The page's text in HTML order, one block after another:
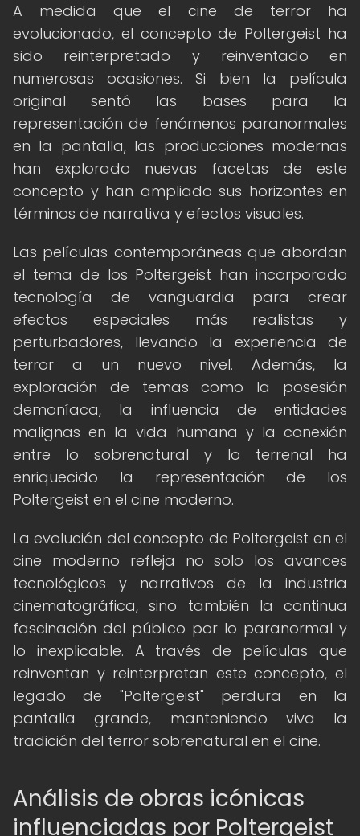
A medida que el cine de terror ha
evolucionado, el concepto de Poltergeist ha
sido reinterpretado y reinventado en
numerosas ocasiones. Si bien la película
original sentó las bases para la
representación de fenómenos paranormales
en la pantalla, las producciones modernas
han explorado nuevas facetas de este
concepto y han ampliado sus horizontes en
términos de narrativa y efectos visuales.
Las películas contemporáneas que abordan
el tema de los Poltergeist han incorporado
tecnología de vanguardia para crear
efectos especiales más realistas y
perturbadores, llevando la experiencia de
terror a un nuevo nivel. Además, la
exploración de temas como la posesión
demoníaca, la influencia de entidades
malignas en la vida humana y la conexión
entre lo sobrenatural y lo terrenal ha
enriquecido la representación de los
Poltergeist en el cine moderno.
La evolución del concepto de Poltergeist en el
cine moderno refleja no solo los avances
tecnológicos y narrativos de la industria
cinematográfica, sino también la continua
fascinación del público por lo paranormal y
lo inexplicable. A través de películas que
reinventan y reinterpretan este concepto, el
legado de "Poltergeist" perdura en la
pantalla grande, manteniendo viva la
tradición del terror sobrenatural en el cine.
Análisis de obras icónicas
influenciadas por Poltergeist